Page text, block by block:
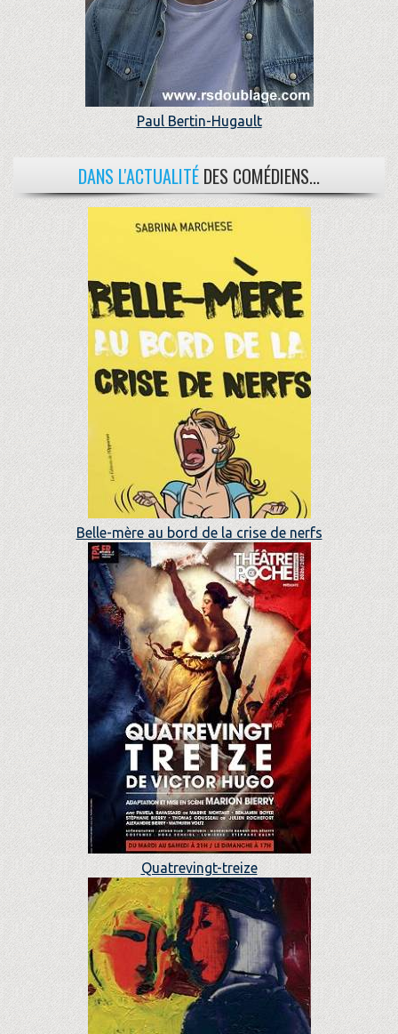
Paul Bertin-Hugault
DANS L'ACTUALITÉ DES COMÉDIENS...
Belle-mère au bord de la crise de nerfs
Quatrevingt-treize